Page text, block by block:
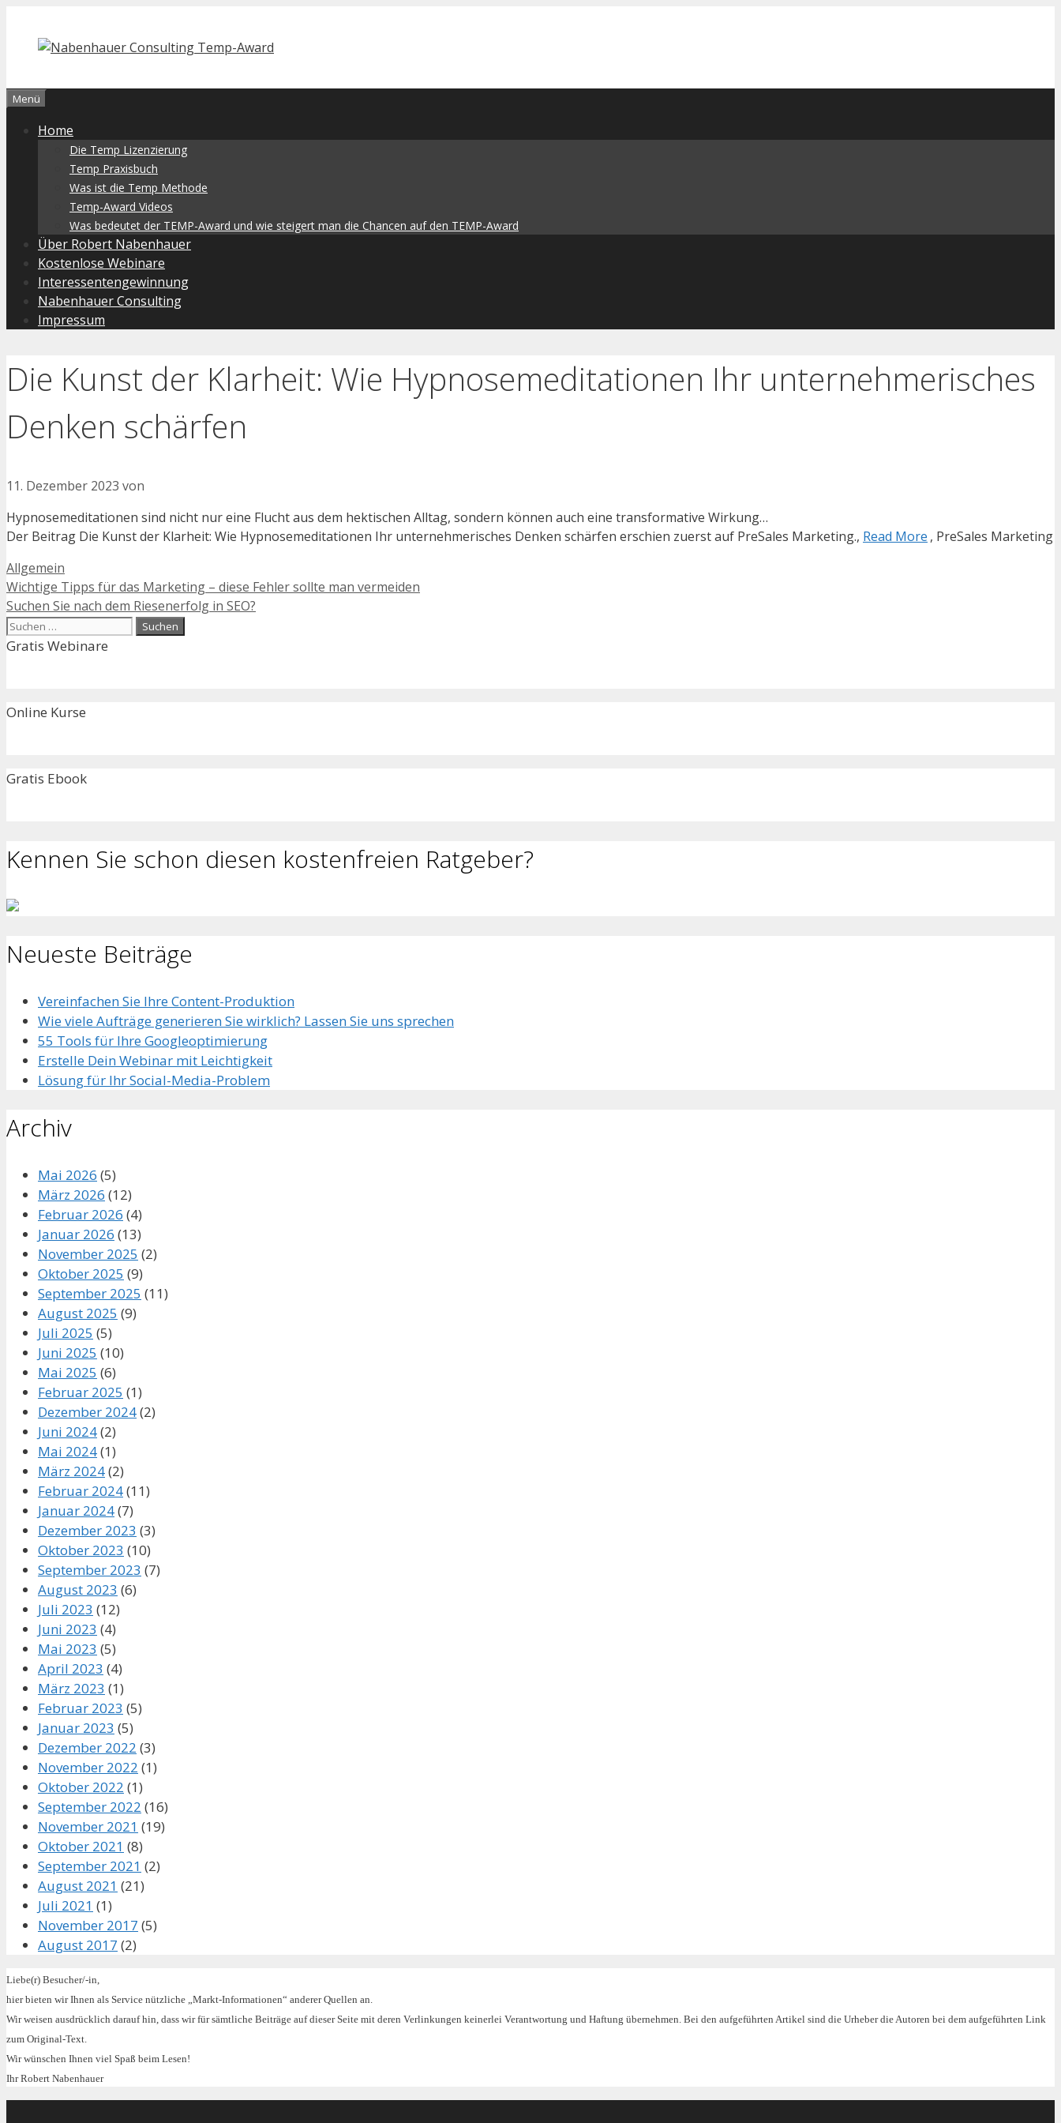
Inhalt
springen
Menü
Home
Die Temp Lizenzierung
Temp Praxisbuch
Was ist die Temp Methode
Temp-Award Videos
Was bedeutet der TEMP-Award und wie steigert man die Chancen auf den TEMP-Award
Über Robert Nabenhauer
Kostenlose Webinare
Interessentengewinnung
Nabenhauer Consulting
Impressum
Die Kunst der Klarheit: Wie Hypnosemeditationen Ihr unternehmerisches
Denken schärfen
11. Dezember 2023 von
Hypnosemeditationen sind nicht nur eine Flucht aus dem hektischen Alltag, sondern können auch eine transformative Wirkung…
Der Beitrag Die Kunst der Klarheit: Wie Hypnosemeditationen Ihr unternehmerisches Denken schärfen erschien zuerst auf PreSales Marketing., Read More , PreSales Marketing
Kategorien
Allgemein
Wichtige Tipps für das Marketing – diese Fehler sollte man vermeiden
Suchen Sie nach dem Riesenerfolg in SEO?
Suchen
nach:
Gratis Webinare
Online Kurse
Gratis Ebook
Kennen Sie schon diesen kostenfreien Ratgeber?
Neueste Beiträge
Vereinfachen Sie Ihre Content-Produktion
Wie viele Aufträge generieren Sie wirklich? Lassen Sie uns sprechen
55 Tools für Ihre Googleoptimierung
Erstelle Dein Webinar mit Leichtigkeit
Lösung für Ihr Social-Media-Problem
Archiv
Mai 2026 (5)
März 2026 (12)
Februar 2026 (4)
Januar 2026 (13)
November 2025 (2)
Oktober 2025 (9)
September 2025 (11)
August 2025 (9)
Juli 2025 (5)
Juni 2025 (10)
Mai 2025 (6)
Februar 2025 (1)
Dezember 2024(2)
Juni 2024(2)
Mai 2024(1)
März 2024(2)
Februar 2024(11)
Januar 2024(7)
Dezember 2023 (3)
Oktober 2023 (10)
September 2023 (7)
August 2023 (6)
Juli 2023 (12)
Juni 2023 (4)
Mai 2023 (5)
April 2023 (4)
März 2023 (1)
Februar 2023 (5)
Januar 2023 (5)
Dezember 2022 (3)
November 2022 (1)
Oktober 2022 (1)
September 2022 (16)
November 2021 (19)
Oktober 2021 (8)
September 2021 (2)
August 2021 (21)
Juli 2021 (1)
November 2017 (5)
August 2017 (2)
Liebe(r) Besucher/-in,
hier bieten wir Ihnen als Service nützliche „Markt-Informationen“ anderer Quellen an.
Wir weisen ausdrücklich darauf hin, dass wir für sämtliche Beiträge auf dieser Seite mit deren Verlinkungen keinerlei Verantwortung und Haftung übernehmen. Bei den aufgeführten Artikel sind die Urheber die Autoren bei dem aufgeführten Link
zum Original-Text.
Wir wünschen Ihnen viel Spaß beim Lesen!
Ihr Robert Nabenhauer